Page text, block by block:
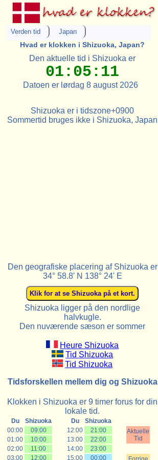
Verden tid Japan
Hvad er klokken i Shizuoka, Japan?
Den aktuelle tid i Shizuoka er
01:05:11
Datoen er lørdag 8 august 2026
Shizuoka er i tidszone+0900
Sommertid bruges ikke i Shizuoka, Japan
Den geografiske placering af Shizuoka er
34° 58.8' N 138° 24' E
Shizuoka ligger på den nordlige
halvkugle.
Den nuværende sæson er sommer
Heure Shizuoka
Tid Shizuoka
Tid Shizuoka
Tidsforskellen mellem dig og Shizuoka
Klokken i Shizuoka er 9 timer forus for din
lokale tid.
Du Shizuoka Du
Shizuoka
00:00
09:00 12:00 21:00
Aktuelle
Tid
01:00 10:00 13:00
22:00
02:00
11:00 14:00
23:00
03:00
12:00 15:00 00:00